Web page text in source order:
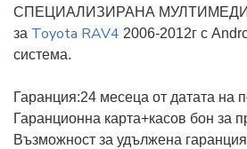
СПЕЦИАЛИЗИРАНА
за Toyota RAV4 2006-2012г с
система.
Гаранция:24 месеца от датата на
Гаранционна карта+касов бон за
Възможност за удължена